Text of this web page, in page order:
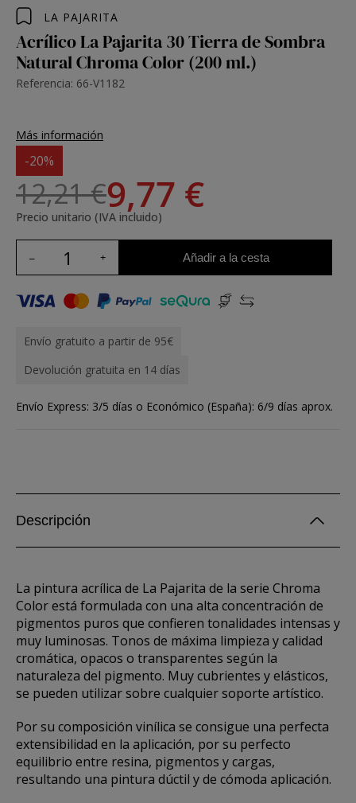
LA PAJARITA
Acrílico La Pajarita 30 Tierra de Sombra
Natural Chroma Color (200 ml.)
Referencia: 66-V1182
Más información
-20%
12,21 €9,77 €
Precio unitario (IVA incluido)
Añadir a la cesta
Envío gratuito a partir de 95€
Devolución gratuita en 14 días
Envío Express: 3/5 días o Económico (España): 6/9 días aprox.
Descripción
La pintura acrílica de La Pajarita de la serie Chroma
Color está formulada con una alta concentración de
pigmentos puros que confieren tonalidades intensas y
muy luminosas. Tonos de máxima limpieza y calidad
cromática, opacos o transparentes según la
naturaleza del pigmento. Muy cubrientes y elásticos,
se pueden utilizar sobre cualquier soporte artístico.
Por su composición vinílica se consigue una perfecta
extensibilidad en la aplicación, por su perfecto
equilibrio entre resina, pigmentos y cargas,
resultando una pintura dúctil y de cómoda aplicación.